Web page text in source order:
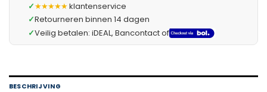
✓★★★★★klantenservice
✓Retourneren binnen 14 dagen
✓Veilig betalen: iDEAL, Bancontact of
BESCHRIJVING